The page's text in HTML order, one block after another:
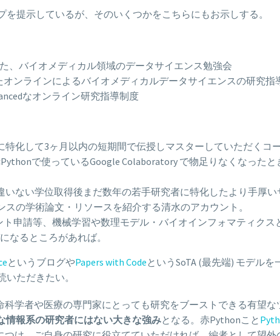
提示しているが、そのいくつかをこちらにもお示しする。
、バイオメディカル領域のデータサイエンス勉強会
ンラインによるバイオメディカルデータサイエンスの研究指
なオンライン研究指導制度
化して3ヶ月以内の短期間で伝授しマスターしていただくコ
で使っているGoogle Colaboratory で物足りなくなった
ない学位取得後まだ数年の若手研究者に特化したより手厚
の学術論文・リソースを紹介する清水のアカウント。
申請等、機械学習や数理モデル・バイオインフォマティク
なるところがあれば。
というブログやPapers with Code というSoTA (最先端) モデルを
ただきたい。
学者や医療の専門家にとっても研究をブーストできる有望な
情報系の研究者にはない大きな強みとなる。赤Pythonこと